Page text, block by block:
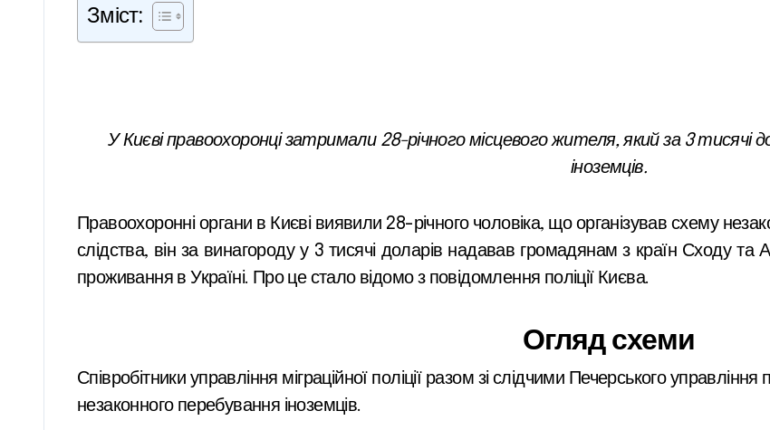
Зміст:
У Києві правоохоронці затримали 28-річного місцевого жителя, який за 3 тисячі
іноземців.
Правоохоронні органи в Києві виявили 28-річного чоловіка, що організував схему
слідства, він за винагороду у 3 тисячі доларів надавав громадянам з країн Сходу та
проживання в Україні. Про це стало відомо з повідомлення поліції Києва.
Огляд схеми
Співробітники управління міграційної поліції разом зі слідчими Печерського
незаконного перебування іноземців.